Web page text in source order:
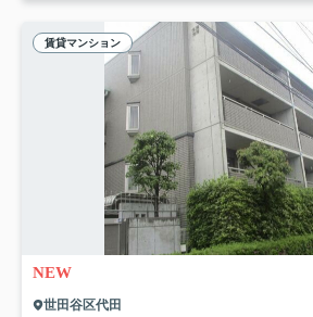
賃貸マンション
NEW
世田谷区代田